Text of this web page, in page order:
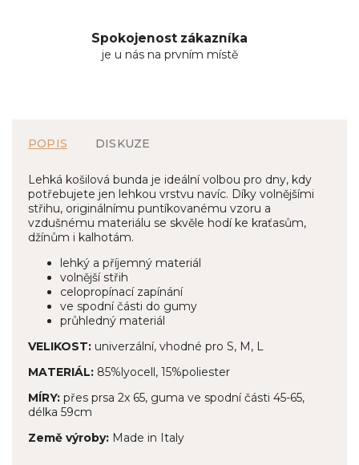
Spokojenost zákazníka
je u nás na prvním místě
POPIS DISKUZE
Lehká košilová bunda je ideální volbou pro dny, kdy
potřebujete jen lehkou vrstvu navíc. Díky volnějšími
střihu, originálnímu puntíkovanému vzoru a
vzdušnému materiálu se skvěle hodí ke kraťasům,
džínům i kalhotám.
lehký a příjemný materiál
volnější střih
celopropínací zapínání
ve spodní části do gumy
průhledný materiál
VELIKOST: univerzální, vhodné pro S, M, L
MATERIÁL: 85%lyocell, 15%poliester
MÍRY: přes prsa 2x 65, guma ve spodní části 45-65,
délka 59cm
Země výroby: Made in Italy